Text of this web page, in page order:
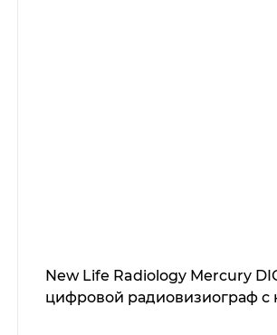
New Life Radiology Mercury
цифровой радиовизиограф с